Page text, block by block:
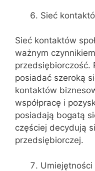
Sieć
Sieć kontaktów
ważnym
przedsiębiorczość.
posiadać szeroką
kontaktów
współpracę i
posiadają bogatą
częściej decydują
przedsiębiorczej.